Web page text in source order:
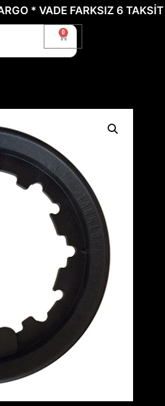
FARKSIZ 6 TAKSİT İÇİN
0